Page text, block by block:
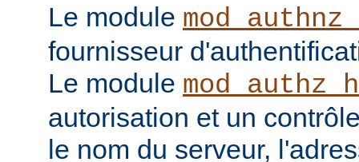
Le module
fournisseur
Le module
autorisation et un
le nom du serveur,